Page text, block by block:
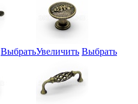
ВыбратьУвеличить Выбрать